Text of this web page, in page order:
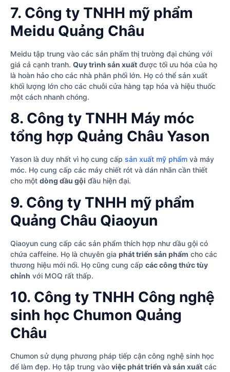
7. Công ty TNHH mỹ phẩm
Meidu Quảng Châu
Meidu tập trung vào các sản phẩm thị trường đại chúng với
giá cả cạnh tranh. Quy trình sản xuất được tối ưu hóa của họ
là hoàn hảo cho các nhà phân phối lớn. Họ có thể sản xuất
khối lượng lớn cho các chuỗi cửa hàng tạp hóa và hiệu thuốc
một cách nhanh chóng.
8. Công ty TNHH Máy móc
tổng hợp Quảng Châu Yason
Yason là duy nhất vì họ cung cấp sản xuất mỹ phẩm và máy
móc. Họ cung cấp các máy chiết rót và dán nhãn cần thiết
cho một dòng dầu gội đầu hiện đại.
9. Công ty TNHH mỹ phẩm
Quảng Châu Qiaoyun
Qiaoyun cung cấp các sản phẩm thích hợp như dầu gội có
chứa caffeine. Họ là chuyên gia phát triển sản phẩm cho các
thương hiệu mới nổi. Họ cũng cung cấp các công thức tùy
chỉnh với MOQ rất thấp.
10. Công ty TNHH Công nghệ
sinh học Chumon Quảng
Châu
Chumon sử dụng phương pháp tiếp cận công nghệ sinh học
để làm đẹp. Họ tập trung vào việc phát triển và sản xuất các